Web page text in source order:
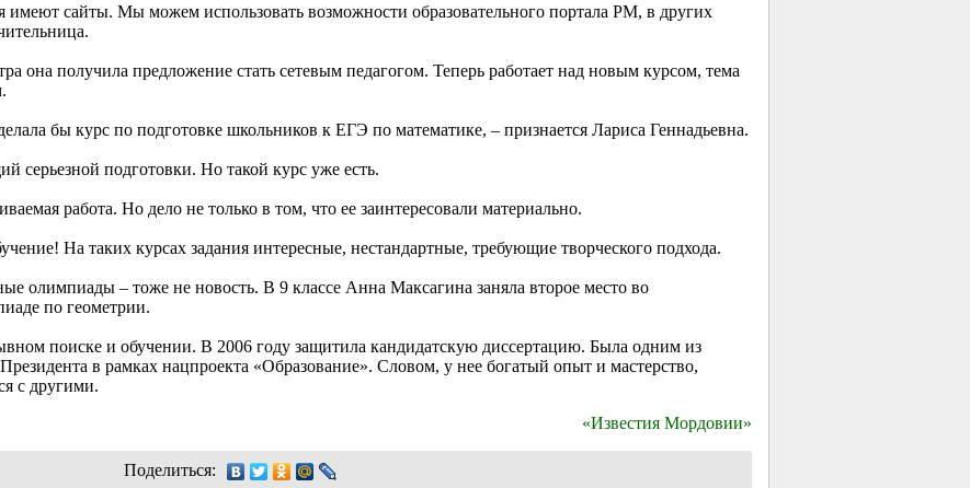
имеют сайты. Мы можем использовать возможности образовательного портала РМ, в других
она получила предложение стать сетевым педагогом. Теперь работает над новым курсом, тема
бы курс по подготовке школьников к ЕГЭ по математике, – признается Лариса Геннадьевна.
серьезной подготовки. Но такой курс уже есть.
работа. Но дело не только в том, что ее заинтересовали материально.
На таких курсах задания интересные, нестандартные, требующие творческого подхода.
олимпиады – тоже не новость. В 9 классе Анна Максагина заняла второе место во
по геометрии.
поиске и обучении. В 2006 году защитила кандидатскую диссертацию. Была одним из
в рамках нацпроекта «Образование». Словом, у нее богатый опыт и мастерство,
с другими.
«Известия Мордовии»
Поделиться: